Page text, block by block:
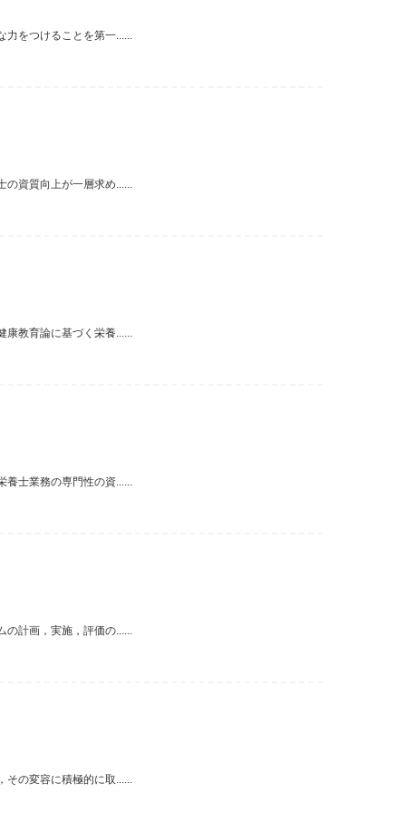
力をつけることを第一......
の資質向上が一層求め......
康教育論に基づく栄養......
養士業務の専門性の資......
の計画，実施，評価の......
その変容に積極的に取......